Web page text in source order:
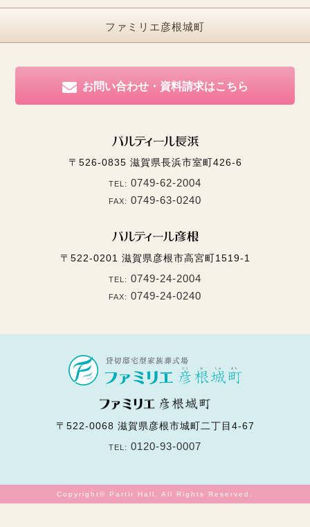
ファミリエ彦根城町
お問い合わせ・資料請求はこちら
〒526-0835 滋賀県長浜市室町426-6
TEL: 0749-62-2004
FAX: 0749-63-0240
〒522-0201 滋賀県彦根市高宮町1519-1
TEL: 0749-24-2004
FAX: 0749-24-0240
〒522-0068 滋賀県彦根市城町二丁目4-67
TEL: 0120-93-0007
Copyright© Partir Hall. All Rights Reserved.